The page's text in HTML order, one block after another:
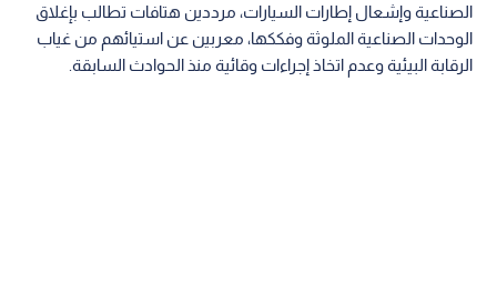
الصناعية وإشعال إطارات السيارات، مرددين هتافات تطالب بإغلاق
الوحدات الصناعية الملوثة وفككها، معربين عن استيائهم من غياب
الرقابة البيئية وعدم اتخاذ إجراءات وقائية منذ الحوادث السابقة.